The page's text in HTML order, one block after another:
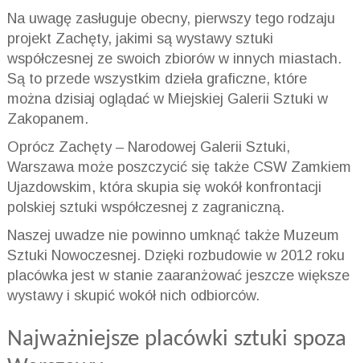
Na uwagę zasługuje obecny, pierwszy tego rodzaju
projekt Zachęty, jakimi są wystawy sztuki
współczesnej ze swoich zbiorów w innych miastach.
Są to przede wszystkim dzieła graficzne, które
można dzisiaj oglądać w Miejskiej Galerii Sztuki w
Zakopanem.
Oprócz Zachęty – Narodowej Galerii Sztuki,
Warszawa może poszczycić się także CSW Zamkiem
Ujazdowskim, która skupia się wokół konfrontacji
polskiej sztuki współczesnej z zagraniczną.
Naszej uwadze nie powinno umknąć także Muzeum
Sztuki Nowoczesnej. Dzięki rozbudowie w 2012 roku
placówka jest w stanie zaaranżować jeszcze większe
wystawy i skupić wokół nich odbiorców.
Najważniejsze placówki sztuki spoza